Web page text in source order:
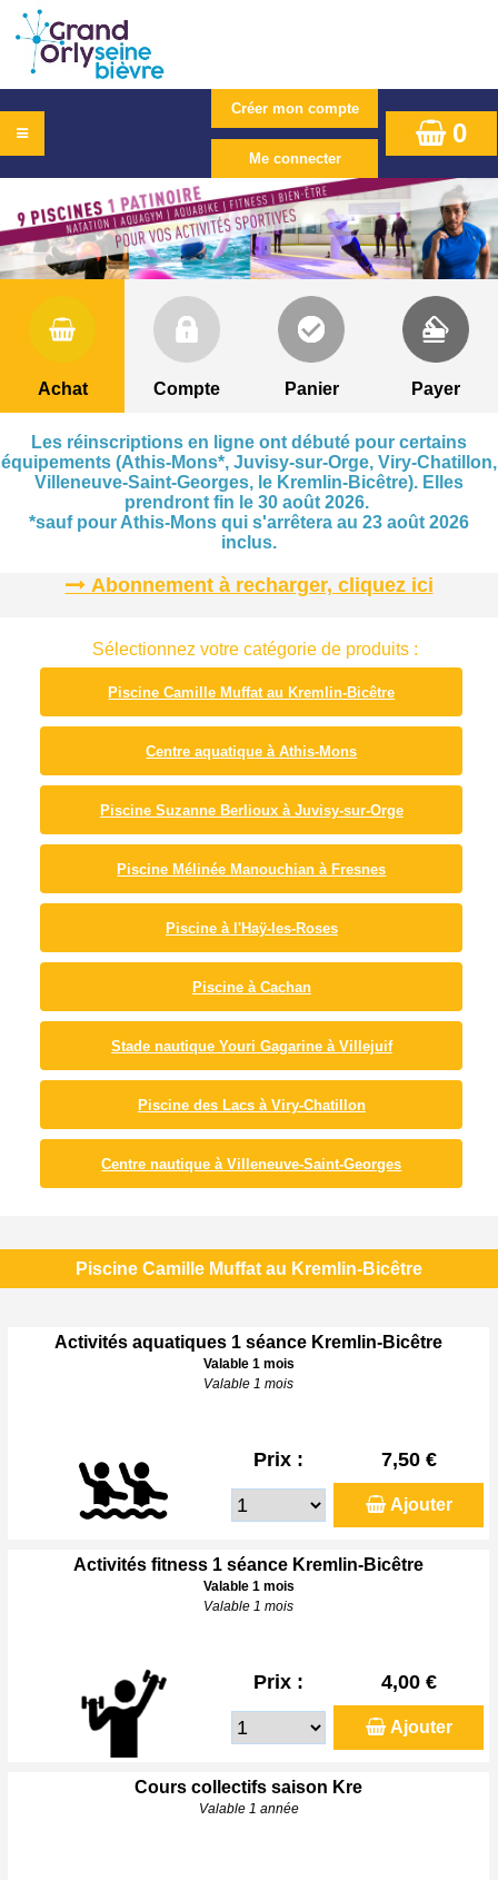
0
Achat Compte Panier Payer
Les réinscriptions en ligne ont débuté pour certains
équipements (Athis-Mons*, Juvisy-sur-Orge, Viry-Chatillon,
Villeneuve-Saint-Georges, le Kremlin-Bicêtre). Elles
prendront fin le 30 août 2026.
*sauf pour Athis-Mons qui s'arrêtera au 23 août 2026
inclus.
Abonnement à recharger, cliquez ici
Sélectionnez votre catégorie de produits :
Piscine Camille Muffat au Kremlin-Bicêtre
Centre aquatique à Athis-Mons
Piscine Suzanne Berlioux à Juvisy-sur-Orge
Piscine Mélinée Manouchian à Fresnes
Piscine à l'Haÿ-les-Roses
Piscine à Cachan
Stade nautique Youri Gagarine à Villejuif
Piscine des Lacs à Viry-Chatillon
Centre nautique à Villeneuve-Saint-Georges
Piscine Camille Muffat au Kremlin-Bicêtre
Activités aquatiques 1 séance Kremlin-Bicêtre
Valable 1 mois
Valable 1 mois
Prix : 7,50 €
Ajouter
Activités fitness 1 séance Kremlin-Bicêtre
Valable 1 mois
Valable 1 mois
Prix : 4,00 €
Ajouter
Cours collectifs saison Kre
Valable 1 année